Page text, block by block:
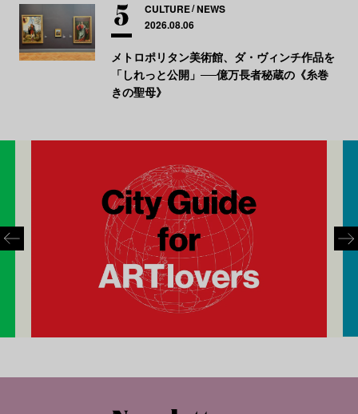
CULTURE NEWS
2026.08.06
メトロポリタン美術館、ダ・ヴィンチ作品を
「しれっと公開」──億万長者秘蔵の《糸巻
きの聖母》